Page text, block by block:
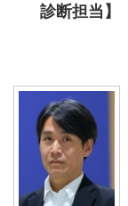
診断担当】